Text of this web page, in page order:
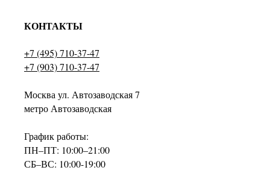
КОНТАКТЫ
+7 (495) 710-37-47
+7 (903) 710-37-47
Москва ул. Автозаводская 7
метро Автозаводская
График работы:
ПН–ПТ: 10:00–21:00
СБ–ВС: 10:00-19:00